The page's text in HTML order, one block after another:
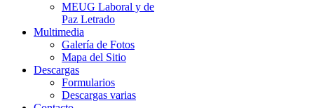
MEUG Laboral y de
Paz Letrado
Multimedia
Galería de Fotos
Mapa del Sitio
Descargas
Formularios
Descargas varias